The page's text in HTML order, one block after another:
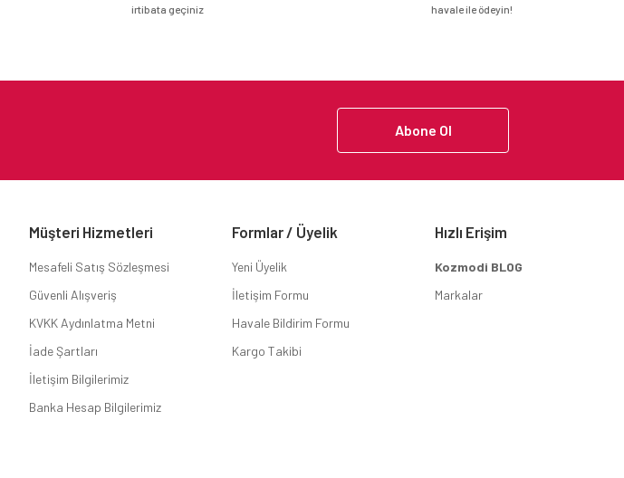
irtibata geçiniz
havale ile ödeyin!
Abone Ol
Müşteri Hizmetleri
Mesafeli Satış Sözleşmesi
Güvenli Alışveriş
KVKK Aydınlatma Metni
İade Şartları
İletişim Bilgilerimiz
Banka Hesap Bilgilerimiz
Formlar / Üyelik
Yeni Üyelik
İletişim Formu
Havale Bildirim Formu
Kargo Takibi
Hızlı Erişim
Kozmodi BLOG
Markalar